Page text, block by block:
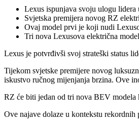
Lexus ispunjava svoju ulogu
Svjetska premijera novog RZ
Ovaj model prvi je koji nudi
Tri nova Lexusova električna
Lexus je potvrđivši svoj strateški status
Tijekom svjetske premijere novog
iskustvo ručnog mijenjanja brzina. Ove
RZ će biti jedan od tri nova BEV modela
Ove najave dolaze u kontekstu